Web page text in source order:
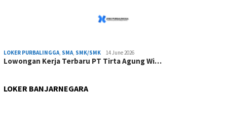
LOKER PURBALINGGA, SMA, SMK/SMK 14 June 2026
Lowongan Kerja Terbaru PT Tirta Agung Wi…
LOKER BANJARNEGARA